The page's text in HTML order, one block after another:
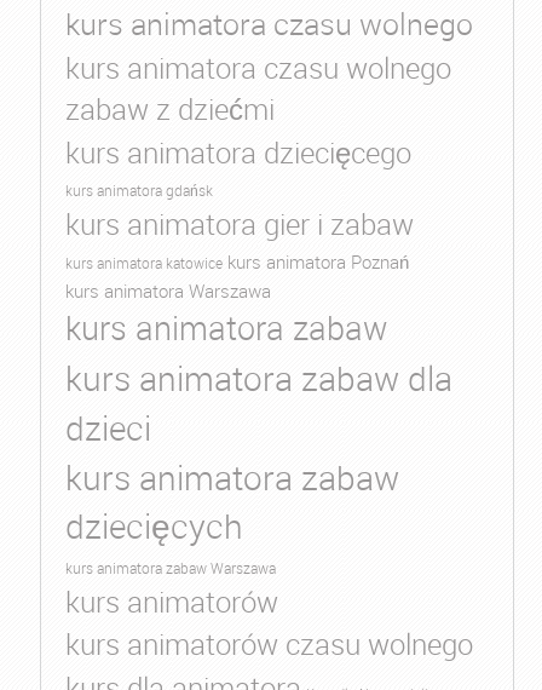
kurs animatora czasu wolnego
kurs animatora czasu wolnego
zabaw z dziećmi
kurs animatora dziecięcego
kurs animatora gdańsk
kurs animatora gier i zabaw
kurs animatora katowice kurs animatora Poznań
kurs animatora Warszawa
kurs animatora zabaw
kurs animatora zabaw dla
dzieci
kurs animatora zabaw
dziecięcych
kurs animatora zabaw Warszawa
kurs animatorów
kurs animatorów czasu wolnego